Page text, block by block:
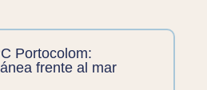
Portocolom:
frente al mar